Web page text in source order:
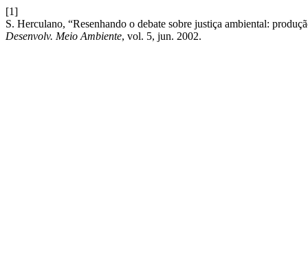
[1]
S. Herculano, “Resenhando o debate sobre justiça ambiental:
Desenvolv. Meio Ambiente, vol. 5, jun. 2002.